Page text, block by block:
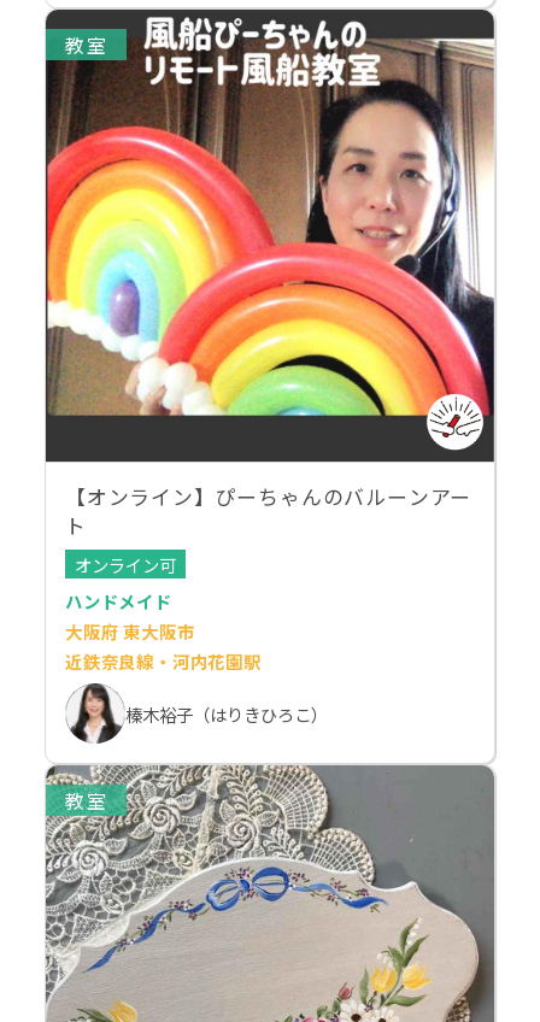
教室
【オンライン】ぴーちゃんのバルーンアー
ト
オンライン可
ハンドメイド
大阪府 東大阪市
近鉄奈良線・河内花園駅
榛木裕子（はりきひろこ）
教室